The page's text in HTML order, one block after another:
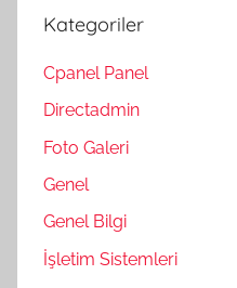
Kategoriler
Cpanel Panel
Directadmin
Foto Galeri
Genel
Genel Bilgi
İşletim Sistemleri